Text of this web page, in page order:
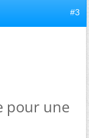
#3
pour une